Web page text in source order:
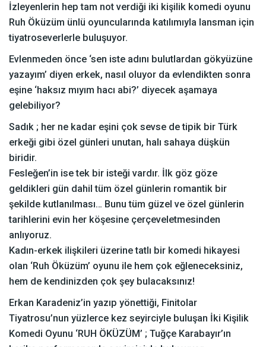
İzleyenlerin hep tam not verdiği iki kişilik komedi oyunu
Ruh Öküzüm ünlü oyuncularında katılımıyla lansman için
tiyatroseverlerle buluşuyor.
Evlenmeden önce ‘sen iste adını bulutlardan gökyüzüne
yazayım’ diyen erkek, nasıl oluyor da evlendikten sonra
eşine ‘haksız mıyım hacı abi?’ diyecek aşamaya
gelebiliyor?
Sadık ; her ne kadar eşini çok sevse de tipik bir Türk
erkeği gibi özel günleri unutan, halı sahaya düşkün
biridir.
Fesleğen’in ise tek bir isteği vardır. İlk göz göze
geldikleri gün dahil tüm özel günlerin romantik bir
şekilde kutlanılması… Bunu tüm güzel ve özel günlerin
tarihlerini evin her köşesine çerçeveletmesinden
anlıyoruz.
Kadın-erkek ilişkileri üzerine tatlı bir komedi hikayesi
olan ‘Ruh Öküzüm’ oyunu ile hem çok eğleneceksiniz,
hem de kendinizden çok şey bulacaksınız!
Erkan Karadeniz’in yazıp yönettiği, Finitolar
Tiyatrosu’nun yüzlerce kez seyirciyle buluşan İki Kişilik
Komedi Oyunu ‘RUH ÖKÜZÜM’ ; Tuğçe Karabayır’ın